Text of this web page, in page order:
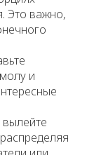
Это важно,
и